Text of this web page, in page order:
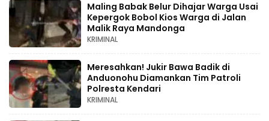
Maling Babak Belur Dihajar Warga Usai
Kepergok Bobol Kios Warga di Jalan
Malik Raya Mandonga
KRIMINAL
Meresahkan! Jukir Bawa Badik di
Anduonohu Diamankan Tim Patroli
Polresta Kendari
KRIMINAL